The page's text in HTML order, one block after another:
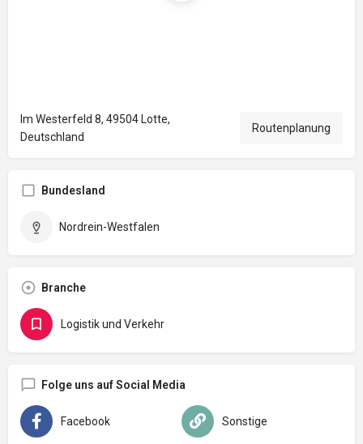
Im Westerfeld 8, 49504 Lotte,
Deutschland
Routenplanung
Bundesland
Nordrein-Westfalen
Branche
Logistik und Verkehr
Folge uns auf Social Media
Facebook Sonstige